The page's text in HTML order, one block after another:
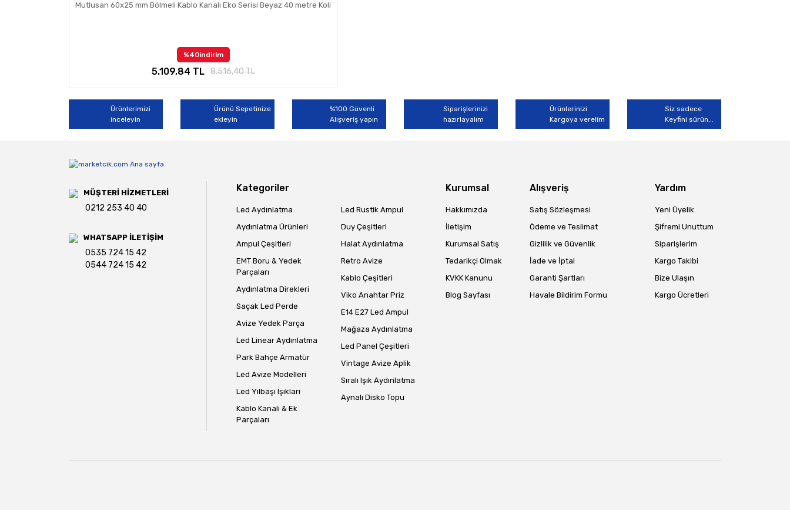
Mutlusan 60x25 mm Bölmeli Kablo Kanalı Eko Serisi Beyaz 40 metre Koli
%40indirim
5.109,84 TL 8.516,40 TL
Ürünlerimizi
inceleyin
Ürünü Sepetinize
ekleyin
%100 Güvenli
Alışveriş yapın
Siparişlerinizi
hazırlayalım
Ürünlerinizi
Kargoya verelim
Siz sadece
Keyfini sürün...
MÜŞTERİ HİZMETLERİ
0212 253 40 40
WHATSAPP İLETİŞİM
0535 724 15 42
0544 724 15 42
Kategoriler
Led Aydınlatma
Aydınlatma Ürünleri
Ampul Çeşitleri
EMT Boru & Yedek
Parçaları
Aydınlatma Direkleri
Saçak Led Perde
Avize Yedek Parça
Led Linear Aydınlatma
Park Bahçe Armatür
Led Avize Modelleri
Led Yılbaşı Işıkları
Kablo Kanalı & Ek
Parçaları
Led Rustik Ampul
Duy Çeşitleri
Halat Aydınlatma
Retro Avize
Kablo Çeşitleri
Viko Anahtar Priz
E14 E27 Led Ampul
Mağaza Aydınlatma
Led Panel Çeşitleri
Vintage Avize Aplik
Sıralı Işık Aydınlatma
Aynalı Disko Topu
Kurumsal
Hakkımızda
İletişim
Kurumsal Satış
Tedarikçi Olmak
KVKK Kanunu
Blog Sayfası
Alışveriş
Satış Sözleşmesi
Ödeme ve Teslimat
Gizlilik ve Güvenlik
İade ve İptal
Garanti Şartları
Havale Bildirim Formu
Yardım
Yeni Üyelik
Şifremi Unuttum
Siparişlerim
Kargo Takibi
Bize Ulaşın
Kargo Ücretleri